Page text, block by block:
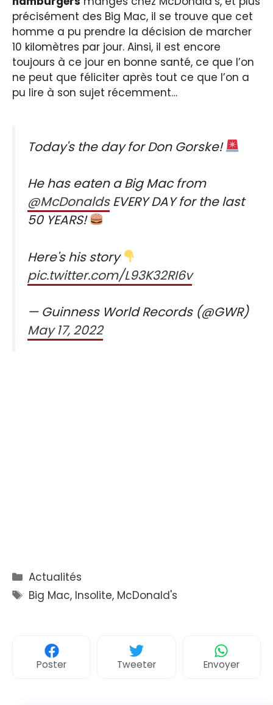
précisément des Big Mac, il se trouve que cet
homme a pu prendre la décision de marcher
10 kilomètres par jour. Ainsi, il est encore
toujours à ce jour en bonne santé, ce que l’on
ne peut que féliciter après tout ce que l’on a
pu lire à son sujet récemment…
Today's the day for Don Gorske!
He has eaten a Big Mac from
@McDonaldsEVERY DAY for the last
50 YEARS!
Here's his story
pic.twitter.com/L93K32RI6v
— Guinness World Records (@GWR)
May 17, 2022
Catégories
Actualités
Étiquettes
Big Mac, Insolite, McDonald's
Poster Tweeter Envoyer